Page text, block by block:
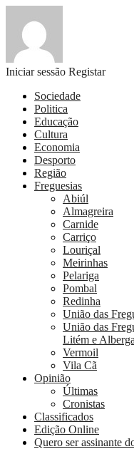
Iniciar sessão Registar
Sociedade
Politica
Educação
Cultura
Economia
Desporto
Região
Freguesias
Abiúl
Almagreira
Carnide
Carriço
Louriçal
Meirinhas
Pelariga
Pombal
Redinha
União das
União das
Litém e
Vermoil
Vila Cã
Opinião
Últimas
Cronistas
Classificados
Edição Online
Quero ser assinante